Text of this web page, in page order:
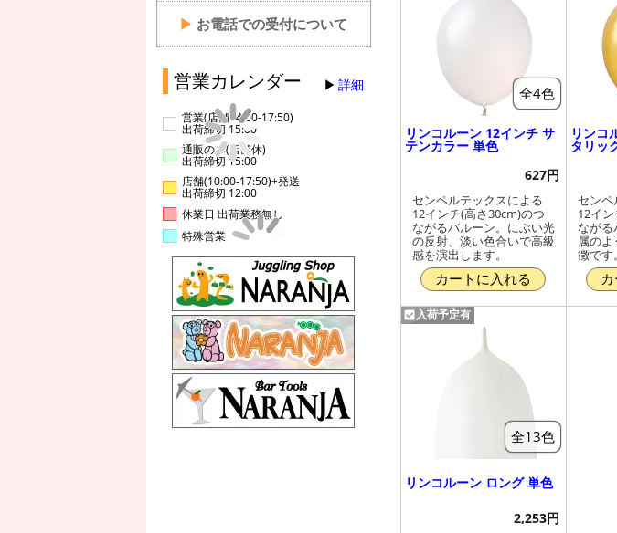
▶ お電話での受付について
営業カレンダー 詳細
営業(店舗14:00-17:50)
出荷締切 15:00
通販のみ(店舗休)
出荷締切 15:00
店舗(10:00-17:50)+発送
出荷締切 12:00
休業日 出荷業務無し
特殊営業
全4色
リンコルーン 12インチ サ
テンカラー 単色
627円
センペルテックスによる
12インチ(高さ30cm)のつ
ながるバルーン。にぶい光
の反射、淡い色合いで高級
感を演出します。
カートに入れる
リンコ
タリッ
セン
12イ
なが
属の
徴です。
入荷予定有
全13色
リンコルーン ロング 単色
2,253円